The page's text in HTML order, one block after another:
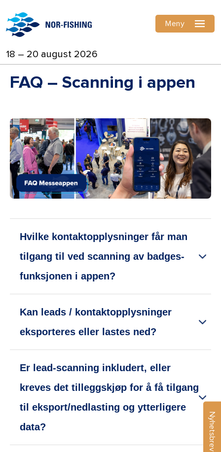
18 – 20 august 2026
Meny
FAQ – Scanning i appen
Hvilke kontaktopplysninger får man
tilgang til ved scanning av badges-
funksjonen i appen?
Kan leads / kontaktopplysninger
eksporteres eller lastes ned?
Er lead-scanning inkludert, eller
kreves det tilleggskjøp for å få tilgang
til eksport/nedlasting og ytterligere
data?
Nyhetsbrev